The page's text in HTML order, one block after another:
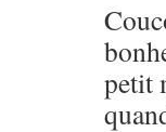
petit